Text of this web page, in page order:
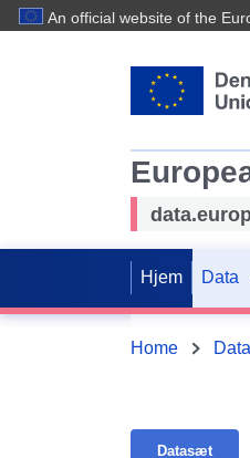
An official website of the
Hjem Data
Home
Datasæt